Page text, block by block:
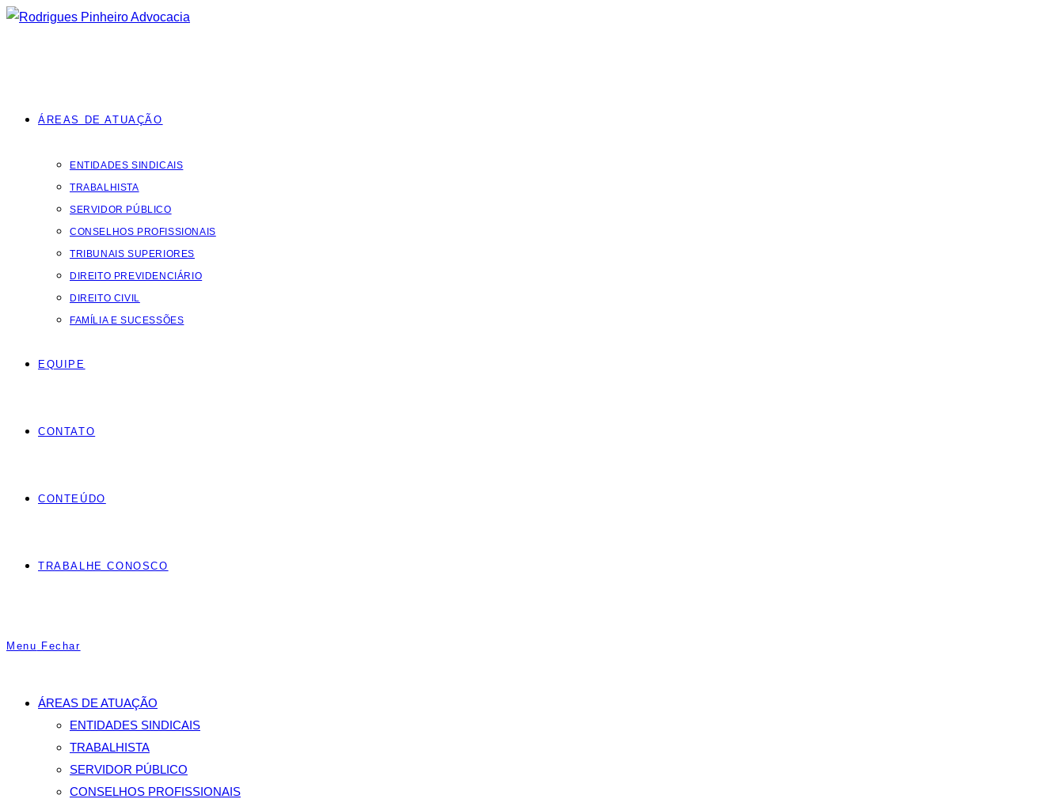
Ir
ÁREAS DE ATUAÇÃO
ENTIDADES SINDICAIS
TRABALHISTA
SERVIDOR PÚBLICO
CONSELHOS PROFISSIONAIS
TRIBUNAIS SUPERIORES
DIREITO PREVIDENCIÁRIO
DIREITO CIVIL
FAMÍLIA E SUCESSÕES
EQUIPE
CONTATO
CONTEÚDO
TRABALHE CONOSCO
Menu Fechar
ÁREAS DE ATUAÇÃO
ENTIDADES SINDICAIS
TRABALHISTA
SERVIDOR PÚBLICO
CONSELHOS PROFISSIONAIS